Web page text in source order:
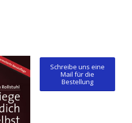
Schreibe uns eine
Mail für die
Bestellung